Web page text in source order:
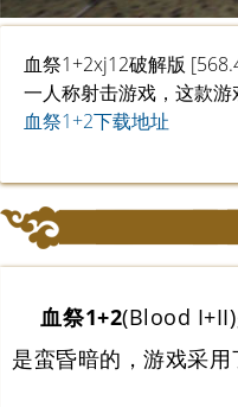
血祭1+2xj12破解版
一人称射击游戏，这款游
血祭1+2下载地址
血祭1+2(Blood
是蛮昏暗的，游戏采用